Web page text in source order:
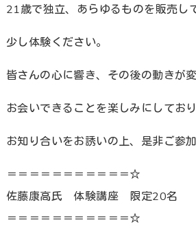
21歳で独立、あらゆるものを販売し
少し体験ください。
皆さんの心に響き、その後の動きが
お会いできることを楽しみにしており
お知り合いをお誘いの上、是非ご参加
＝＝＝＝＝＝＝＝＝＝＝☆
佐藤康高氏 体験講座 限定20名
＝＝＝＝＝＝＝＝＝＝＝☆